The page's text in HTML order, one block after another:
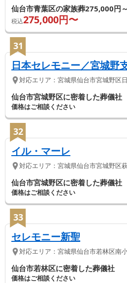
仙台市青葉区の家族葬275,000円
税込275,000円〜
31
日本セレモニー／宮城野
対応エリア： 宮城県仙台市宮城野区
仙台市宮城野区に密着した葬儀社
価格はご相談ください
32
イル・マーレ
対応エリア： 宮城県仙台市宮城野区
仙台市宮城野区に密着した葬儀社
価格はご相談ください
33
セレモニー新聖
対応エリア： 宮城県仙台市若林区南
仙台市若林区に密着した葬儀社
価格はご相談ください